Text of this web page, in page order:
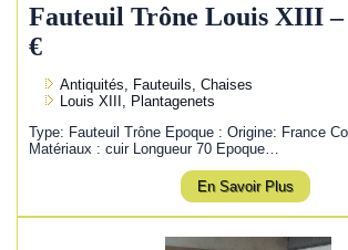
Fauteuil Trône Louis XIII –
€
Antiquités, Fauteuils, Chaises
Louis XIII, Plantagenets
Type: Fauteuil Trône Epoque : Origine: France
Matériaux : cuir Longueur 70 Epoque…
En Savoir Plus